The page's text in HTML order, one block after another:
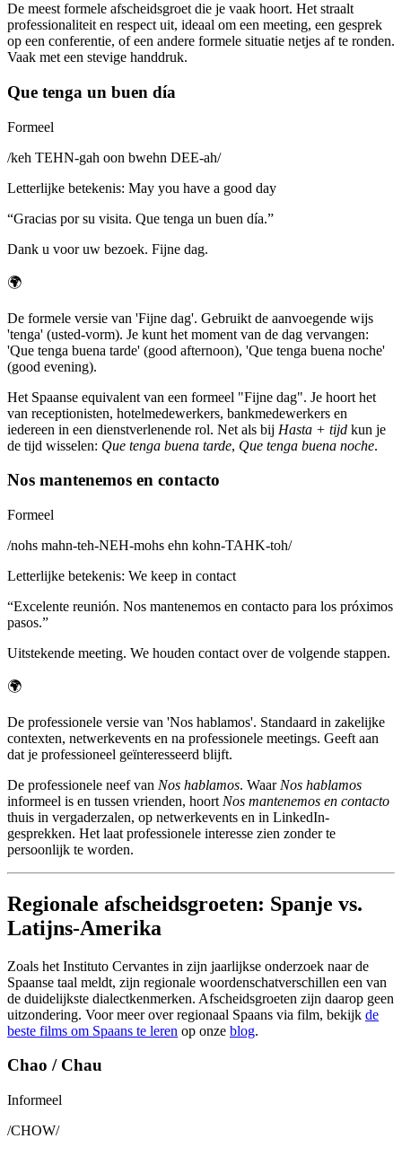
De meest formele afscheidsgroet die je vaak hoort. Het straalt
professionaliteit en respect uit, ideaal om een meeting, een gesprek
op een conferentie, of een andere formele situatie netjes af te ronden.
Vaak met een stevige handdruk.
Que tenga un buen día
Formeel
/keh TEHN-gah oon bwehn DEE-ah/
Letterlijke betekenis: May you have a good day
“Gracias por su visita. Que tenga un buen día.”
Dank u voor uw bezoek. Fijne dag.
🌍
De formele versie van 'Fijne dag'. Gebruikt de aanvoegende wijs
'tenga' (usted-vorm). Je kunt het moment van de dag vervangen:
'Que tenga buena tarde' (good afternoon), 'Que tenga buena noche'
(good evening).
Het Spaanse equivalent van een formeel "Fijne dag". Je hoort het
van receptionisten, hotelmedewerkers, bankmedewerkers en
iedereen in een dienstverlenende rol. Net als bij Hasta + tijd kun je
de tijd wisselen: Que tenga buena tarde, Que tenga buena noche.
Nos mantenemos en contacto
Formeel
/nohs mahn-teh-NEH-mohs ehn kohn-TAHK-toh/
Letterlijke betekenis: We keep in contact
“Excelente reunión. Nos mantenemos en contacto para los próximos
pasos.”
Uitstekende meeting. We houden contact over de volgende stappen.
🌍
De professionele versie van 'Nos hablamos'. Standaard in zakelijke
contexten, netwerkevents en na professionele meetings. Geeft aan
dat je professioneel geïnteresseerd blijft.
De professionele neef van Nos hablamos. Waar Nos hablamos
informeel is en tussen vrienden, hoort Nos mantenemos en contacto
thuis in vergaderzalen, op netwerkevents en in LinkedIn-
gesprekken. Het laat professionele interesse zien zonder te
persoonlijk te worden.
Regionale afscheidsgroeten: Spanje vs.
Latijns-Amerika
Zoals het Instituto Cervantes in zijn jaarlijkse onderzoek naar de
Spaanse taal meldt, zijn regionale woordenschatverschillen een van
de duidelijkste dialectkenmerken. Afscheidsgroeten zijn daarop geen
uitzondering. Voor meer over regionaal Spaans via film, bekijk de
beste films om Spaans te leren op onze blog.
Chao / Chau
Informeel
/CHOW/